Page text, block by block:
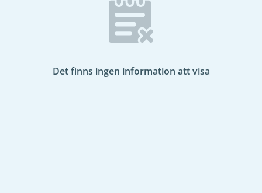
Det finns ingen information att visa